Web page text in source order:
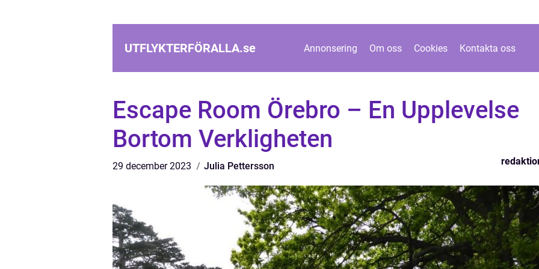
UTFLYKTERFÖRALLA.se Annonsering Om oss Cookies Kontakta oss
Escape Room Örebro – En Upplevelse
Bortom Verkligheten
29 december 2023 Julia Pettersson